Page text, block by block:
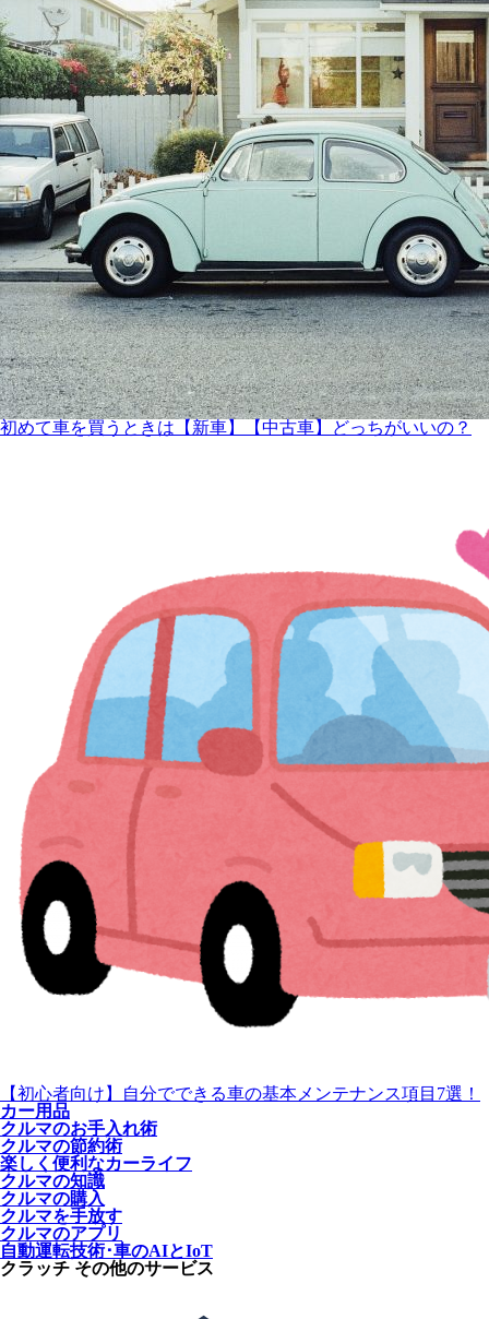
初めて車を買うときは【新車】【中古車】どっちがいいの？
【初心者向け】自分でできる車の基本メンテナンス項目7選！
カー用品
クルマのお手入れ術
クルマの節約術
楽しく便利なカーライフ
クルマの知識
クルマの購入
クルマを手放す
クルマのアプリ
自動運転技術･車のAIとIoT
クラッチ その他のサービス